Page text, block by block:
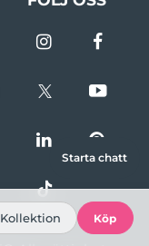
Starta chatt
Kollektion Köp